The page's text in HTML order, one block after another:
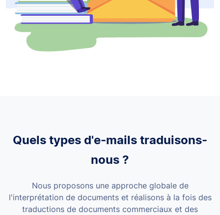
Quels types d'e-mails traduisons-
nous ?
Nous proposons une approche globale de
l'interprétation de documents et réalisons à la fois des
traductions de documents commerciaux et des